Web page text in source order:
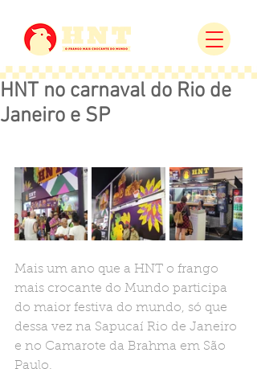
HNT no carnaval do Rio de
Janeiro e SP
Mais um ano que a HNT o frango
mais crocante do Mundo participa
do maior festiva do mundo, só que
dessa vez na Sapucaí Rio de Janeiro
e no Camarote da Brahma em São
Paulo.